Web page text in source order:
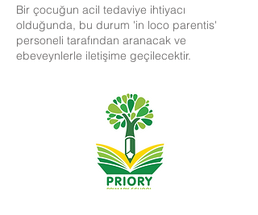
Bir çocuğun acil tedaviye ihtiyacı
olduğunda, bu durum 'in loco parentis'
personeli tarafından aranacak ve
ebeveynlerle iletişime geçilecektir.